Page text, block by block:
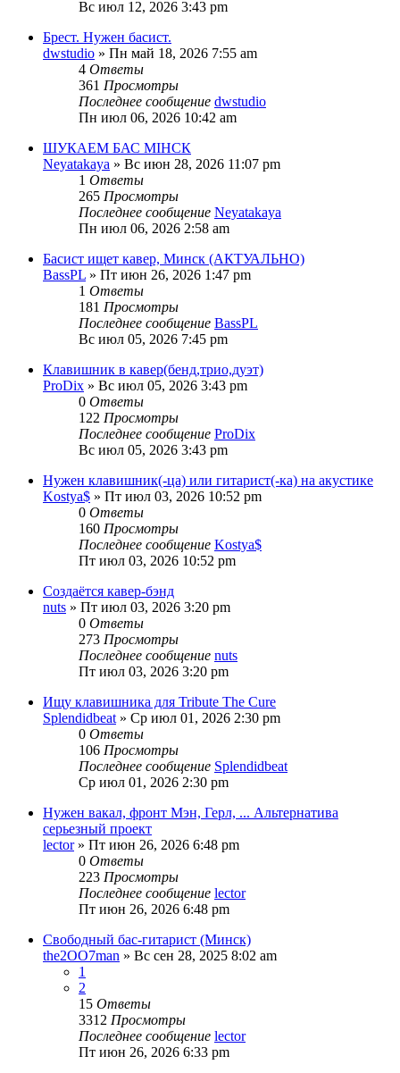
Вс июл 12, 2026 3:43 pm
Брест. Нужен басист.
dwstudio » Пн май 18, 2026 7:55 am
4 Ответы
361 Просмотры
Последнее сообщение dwstudio
Пн июл 06, 2026 10:42 am
ШУКАЕМ БАС МІНСК
Neyatakaya » Вс июн 28, 2026 11:07 pm
1 Ответы
265 Просмотры
Последнее сообщение Neyatakaya
Пн июл 06, 2026 2:58 am
Басист ищет кавер, Минск (АКТУАЛЬНО)
BassPL » Пт июн 26, 2026 1:47 pm
1 Ответы
181 Просмотры
Последнее сообщение BassPL
Вс июл 05, 2026 7:45 pm
Клавишник в кавер(бенд,трио,дуэт)
ProDix » Вс июл 05, 2026 3:43 pm
0 Ответы
122 Просмотры
Последнее сообщение ProDix
Вс июл 05, 2026 3:43 pm
Нужен клавишник(-ца) или гитарист(-ка) на акустике
Kostya$ » Пт июл 03, 2026 10:52 pm
0 Ответы
160 Просмотры
Последнее сообщение Kostya$
Пт июл 03, 2026 10:52 pm
Создаётся кавер-бэнд
nuts » Пт июл 03, 2026 3:20 pm
0 Ответы
273 Просмотры
Последнее сообщение nuts
Пт июл 03, 2026 3:20 pm
Ищу клавишника для Tribute The Cure
Splendidbeat » Ср июл 01, 2026 2:30 pm
0 Ответы
106 Просмотры
Последнее сообщение Splendidbeat
Ср июл 01, 2026 2:30 pm
Нужен вакал, фронт Мэн, Герл, ... Альтернатива
серьезный проект
lector» Пт июн 26, 2026 6:48 pm
0 Ответы
223 Просмотры
Последнее сообщение lector
Пт июн 26, 2026 6:48 pm
Свободный бас-гитарист (Минск)
the2OO7man » Вс сен 28, 2025 8:02 am
1
2
15 Ответы
3312 Просмотры
Последнее сообщение lector
Пт июн 26, 2026 6:33 pm